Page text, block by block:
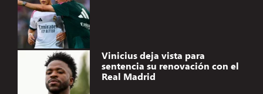
Vinicius deja vista para
sentencia su renovación con el
Real Madrid